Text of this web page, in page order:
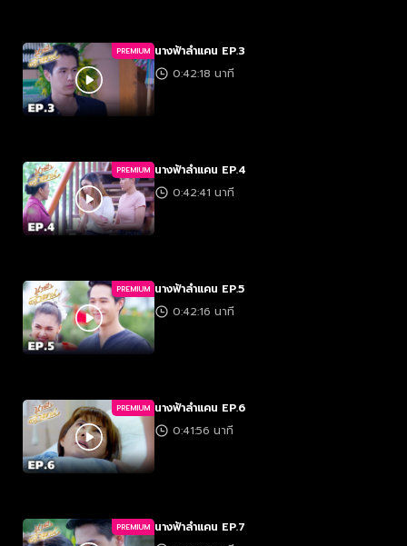
PREMIUM นางฟ้าลำแคน EP.3
0:42:18 นาที
PREMIUM นางฟ้าลำแคน EP.4
0:42:41 นาที
PREMIUM นางฟ้าลำแคน EP.5
0:42:16 นาที
PREMIUM นางฟ้าลำแคน EP.6
0:41:56 นาที
PREMIUM นางฟ้าลำแคน EP.7